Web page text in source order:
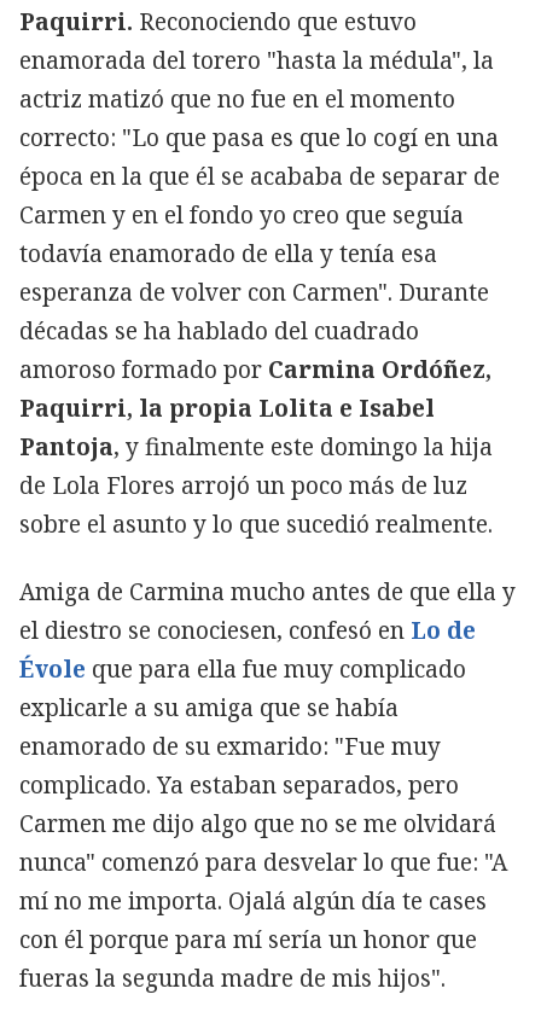
Paquirri. Reconociendo que estuvo
enamorada del torero "hasta la médula", la
actriz matizó que no fue en el momento
correcto: "Lo que pasa es que lo cogí en una
época en la que él se acababa de separar de
Carmen y en el fondo yo creo que seguía
todavía enamorado de ella y tenía esa
esperanza de volver con Carmen". Durante
décadas se ha hablado del cuadrado
amoroso formado por Carmina Ordóñez,
Paquirri, la propia Lolita e Isabel
Pantoja, y finalmente este domingo la hija
de Lola Flores arrojó un poco más de luz
sobre el asunto y lo que sucedió realmente.
Amiga de Carmina mucho antes de que ella y
el diestro se conociesen, confesó en Lo de
Évole que para ella fue muy complicado
explicarle a su amiga que se había
enamorado de su exmarido: "Fue muy
complicado. Ya estaban separados, pero
Carmen me dijo algo que no se me olvidará
nunca" comenzó para desvelar lo que fue: "A
mí no me importa. Ojalá algún día te cases
con él porque para mí sería un honor que
fueras la segunda madre de mis hijos".